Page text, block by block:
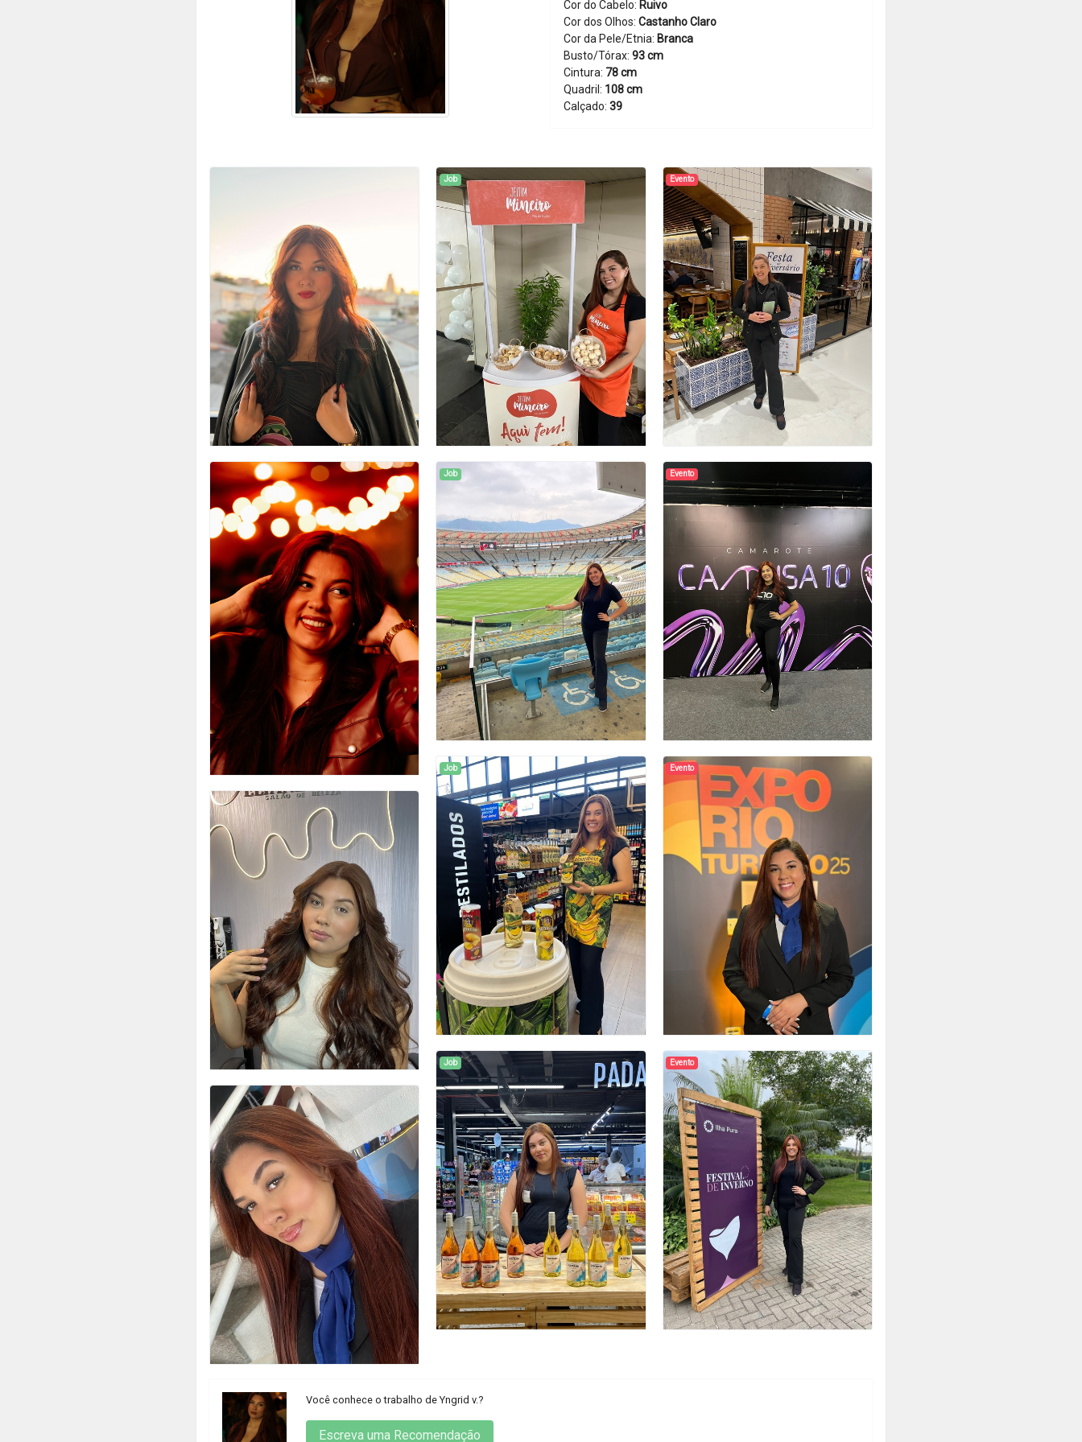
Cor do Cabelo: Ruivo
Cor dos Olhos: Castanho Claro
Cor da Pele/Etnia: Branca
Busto/Tórax: 93 cm
Cintura: 78 cm
Quadril: 108 cm
Calçado: 39
Job
Job
Job
Job
Evento
Evento
Evento
Evento
Você conhece o trabalho de Yngrid v.?
Escreva uma Recomendação